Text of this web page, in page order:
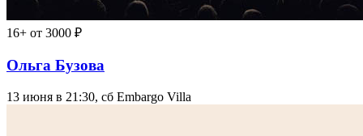
16+ от 3000 ₽
Ольга Бузова
13 июня в 21:30, сб Embargo Villa